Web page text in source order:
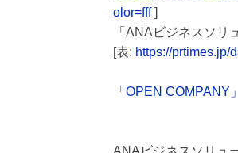
olor=fff]
「ANAビジネスソ
[表: https://prtimes.jp/
「OPEN COMPANY